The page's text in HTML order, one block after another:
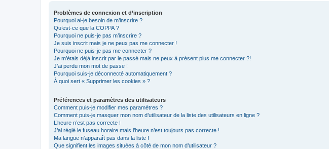
Problèmes de connexion et d’inscription
Pourquoi ai-je besoin de m’inscrire ?
Qu’est-ce que la COPPA ?
Pourquoi ne puis-je pas m’inscrire ?
Je suis inscrit mais je ne peux pas me connecter !
Pourquoi ne puis-je pas me connecter ?
Je m’étais déjà inscrit par le passé mais ne peux à présent plus me connecter ?!
J’ai perdu mon mot de passe !
Pourquoi suis-je déconnecté automatiquement ?
À quoi sert « Supprimer les cookies » ?
Préférences et paramètres des utilisateurs
Comment puis-je modifier mes paramètres ?
Comment puis-je masquer mon nom d’utilisateur de la liste des utilisateurs en ligne ?
L’heure n’est pas correcte !
J’ai réglé le fuseau horaire mais l’heure n’est toujours pas correcte !
Ma langue n’apparaît pas dans la liste !
Que signifient les images situées à côté de mon nom d’utilisateur ?